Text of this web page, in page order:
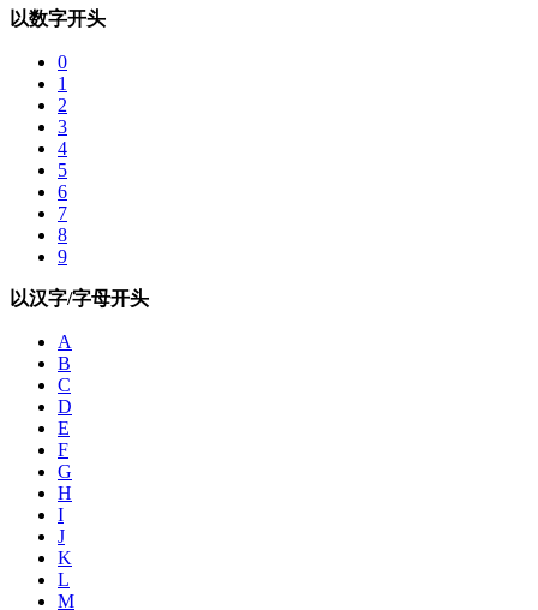
以数字开头
0
1
2
3
4
5
6
7
8
9
以汉字/字母开头
A
B
C
D
E
F
G
H
I
J
K
L
M